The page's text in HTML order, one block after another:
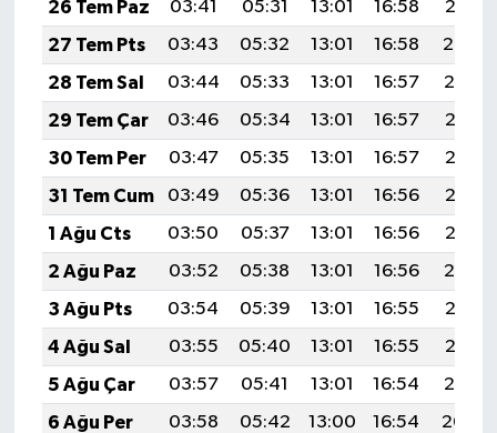
26 Tem Paz
03:41 05:31 13:01 16:58
20:21
27 Tem Pts
03:43 05:32 13:01 16:58
20:20
28 Tem Sal
03:44 05:33 13:01 16:57
20:19
29 Tem Çar
03:46 05:34 13:01 16:57
20:18
30 Tem Per
03:47 05:35 13:01 16:57
20:17
31 Tem Cum
03:49 05:36 13:01 16:56
20:16
1 Ağu Cts
03:50 05:37 13:01 16:56
20:15
2 Ağu Paz
03:52 05:38 13:01 16:56
20:14
3 Ağu Pts
03:54 05:39 13:01 16:55
20:13
4 Ağu Sal
03:55 05:40 13:01 16:55
20:12
5 Ağu Çar
03:57 05:41 13:01 16:54
20:10
6 Ağu Per
03:58 05:42 13:00 16:54
20:09